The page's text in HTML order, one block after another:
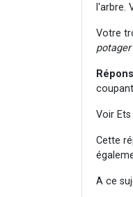
l'arbre.
Votre
Voir
Cette
A ce